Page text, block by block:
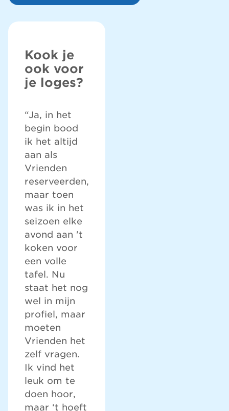
Kook je
ook voor
je loges?
“Ja, in het
begin bood
ik het altijd
aan als
Vrienden
reserveerden,
maar toen
was ik in het
seizoen elke
avond aan 't
koken voor
een volle
tafel. Nu
staat het nog
wel in mijn
profiel, maar
moeten
Vrienden het
zelf vragen.
Ik vind het
leuk om te
doen hoor,
maar ‘t hoeft